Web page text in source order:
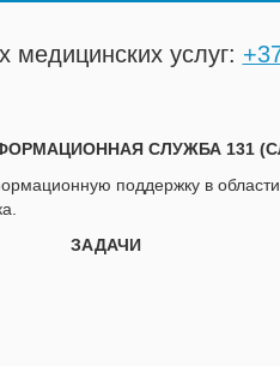
медицинских услуг:
СЛУЖБА 131
поддержку в
ЗАДАЧИ